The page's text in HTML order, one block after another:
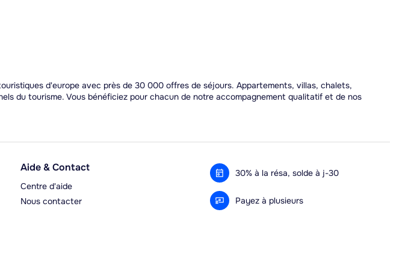
d'europe avec près de 30 000 offres de séjours. Appartements, villas, chalets,
du tourisme. Vous bénéficiez pour chacun de notre accompagnement qualitatif et de nos
Aide & Contact
Centre d'aide
Nous contacter
30% à la résa, solde à j-30
Payez à plusieurs